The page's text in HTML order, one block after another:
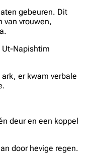
gebeuren. Dit
van vrouwen,
Ut-Napishtim
er kwam verbale
deur en een koppel
door hevige regen.